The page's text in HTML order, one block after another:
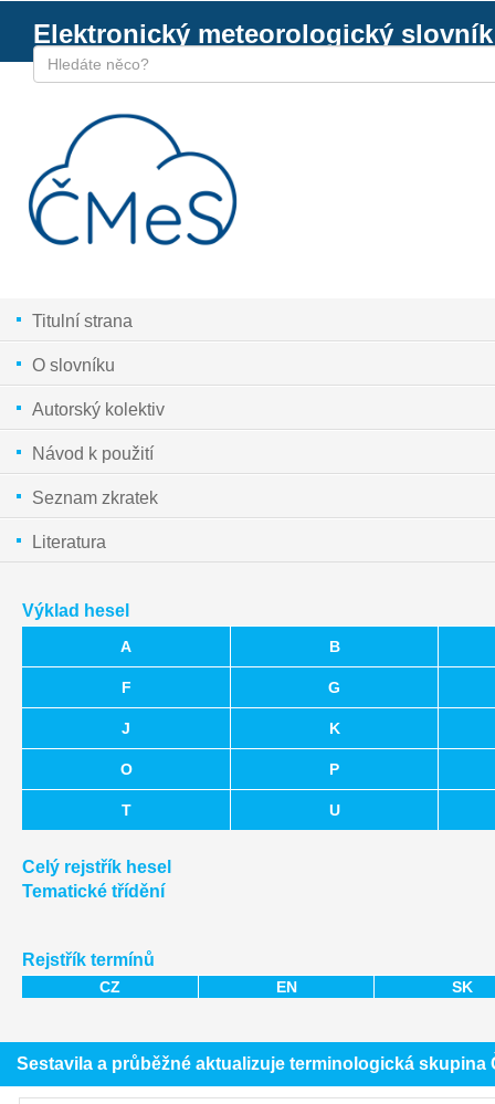
Elektronický meteorologický slovník
Titulní strana
O slovníku
Autorský kolektiv
Návod k použití
Seznam zkratek
Literatura
Výklad hesel
A B
F G
J K
O P
T U
Celý rejstřík hesel
Tematické třídění
Rejstřík termínů
CZ EN SK
Sestavila a průběžné aktualizuje terminologická